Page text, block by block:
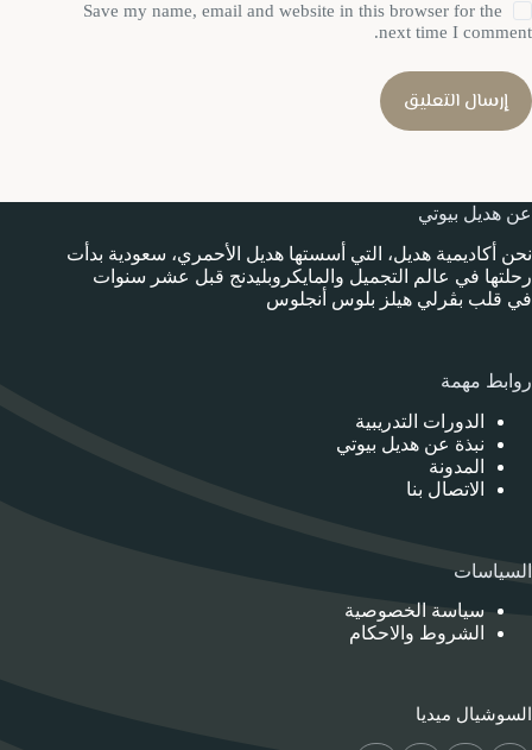
Save my name, email and website in this browser for the
next time I comment.
إرسال التعليق
عن هديل بيوتي
نحن أكاديمية هديل، التي أسستها هديل الأحمري، سعودية بدأت
رحلتها في عالم التجميل والمايكروبليدنج قبل عشر سنوات
في قلب بڤرلي هيلز بلوس أنجلوس
روابط مهمة
الدورات التدريبية
نبذة عن هديل بيوتي
المدونة
الاتصال بنا
السياسات
سياسة الخصوصية
الشروط والاحكام
السوشيال ميديا